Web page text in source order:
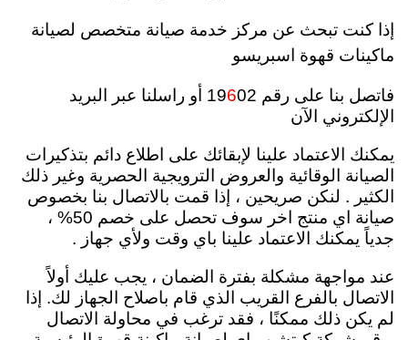
إذا كنت تبحث عن مركز خدمة صيانة متخصص لصيانة
ماكينات قهوة اسبريسو
فاتصل بنا على رقم 19 6
02 أو راسلنا عبر البريد
الإلكتروني الآن
يمكنك الاعتماد علينا لإبقائك على اطلاع دائم بتذكيرات
الصيانة الوقائية والعروض الترويجية الحصرية وغير ذلك
الكثير . لنكن صريحين ، إذا قمت بالاتصال بنا بخصوص
صيانة اي منتج اخر سوف تحصل على خصم 50% ،
جدياً يمكنك الاعتماد علينا باي وقت ولأي جهاز .
عند مواجهة مشكلة بفترة الضمان ، يجب عليك أولاً
الاتصال بالفرع القريب الذي قام باصلاح الجهاز لك. إذا
لم يكن ذلك ممكنًا ، فقد ترغب في محاولة الاتصال